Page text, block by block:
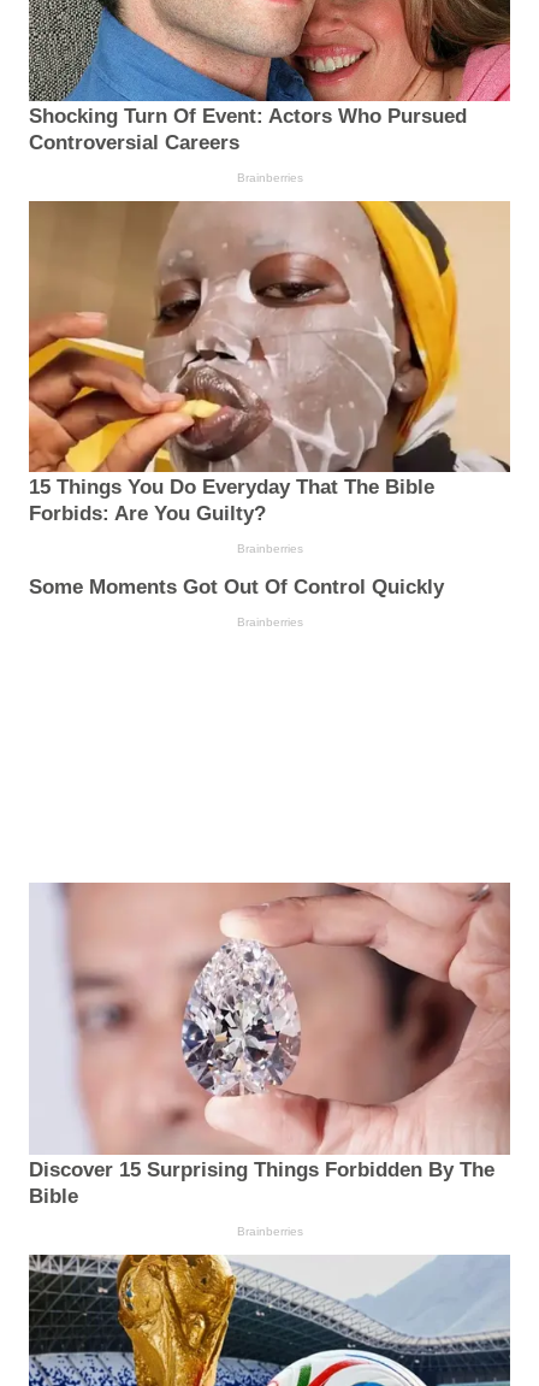
Shocking Turn Of Event: Actors Who Pursued
Controversial Careers
Brainberries
15 Things You Do Everyday That The Bible
Forbids: Are You Guilty?
Brainberries
Some Moments Got Out Of Control Quickly
Brainberries
Discover 15 Surprising Things Forbidden By The
Bible
Brainberries